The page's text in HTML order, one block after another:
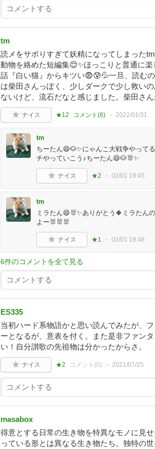
tm
読メをサボりすぎて妖精になってしまった
動物を絡めた短編集😊✨ほっこりと普通に
話『白い猫』からキツい😨😰💦一旦、読む
は柴田さんっぽく、少しダークで少し救い
ないけど、流石だなと感じました。柴田さ
ナイス ★12 コメント(6) 2022/01/31
tm
ちーたん😄🐶✨にゃんこ大戦争やって
チやっていこう♪ちーたん😄🐶🐰✨
ナイス ★2 02/01 19:45
tm
ミラたん😄🐰✨ありがとう🍀ミラたん
よー🐰🐰🐰
ナイス ★1 02/01 19:48
6件のコメントを全て見る
ES335
当初ハード系物語かと思い読んでみたが、
ーとなるが、意表を付く。また是非ファン
い！自分讃歌の先祖物は分かったからさ。
ナイス ★2 コメント(0) 2021/07/25
masabox
得意とする日常の生き物を特異なモノに見
っている形とは異なる生き物たち。独特の